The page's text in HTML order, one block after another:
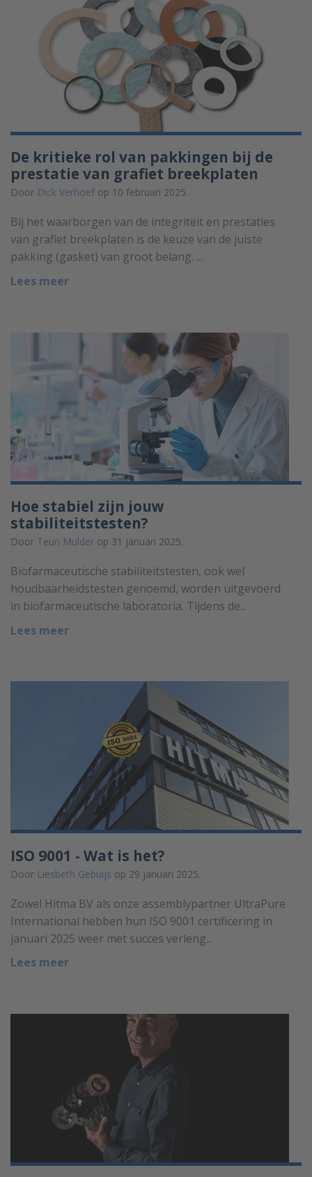
De kritieke rol van pakkingen bij de
prestatie van grafiet breekplaten
Door Dick Verhoef op 10 februari 2025.
Bij het waarborgen van de integriteit en prestaties
van grafiet breekplaten is de keuze van de juiste
pakking (gasket) van groot belang. ...
Lees meer
Hoe stabiel zijn jouw
stabiliteitstesten?
Door Teun Mulder op 31 januari 2025.
Biofarmaceutische stabiliteitstesten, ook wel
houdbaarheidstesten genoemd, worden uitgevoerd
in biofarmaceutische laboratoria. Tijdens de...
Lees meer
ISO 9001 - Wat is het?
Door Liesbeth Gebuijs op 29 januari 2025.
Zowel Hitma BV als onze assemblypartner UltraPure
International hebben hun ISO 9001 certificering in
januari 2025 weer met succes verleng...
Lees meer